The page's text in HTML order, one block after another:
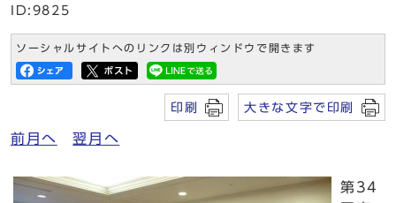
ID:9825
ソーシャルサイトへのリンクは別ウィンドウで開きます
印刷 大きな文字で印刷
前月へ 翌月へ
第34